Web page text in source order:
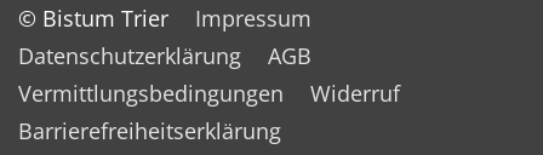
© Bistum Trier
Impressum
Datenschutzerklärung
AGB
Vermittlungsbedingungen
Widerruf
Barrierefreiheitserklärung